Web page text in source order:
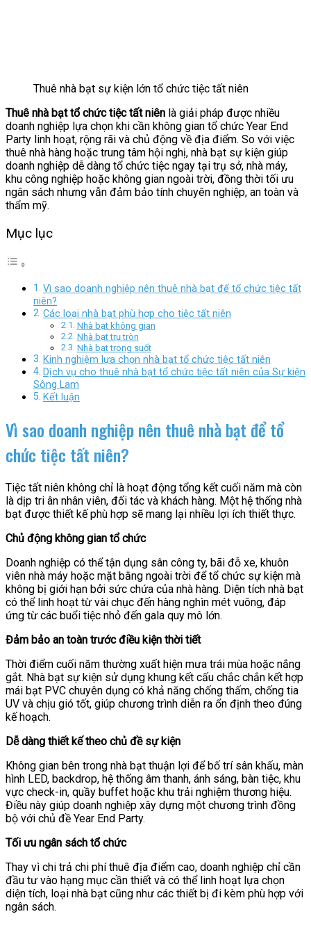
Thuê nhà bạt sự kiện lớn tổ chức tiệc tất niên
Thuê nhà bạt tổ chức tiệc tất niên là giải pháp được nhiều
doanh nghiệp lựa chọn khi cần không gian tổ chức Year End
Party linh hoạt, rộng rãi và chủ động về địa điểm. So với việc
thuê nhà hàng hoặc trung tâm hội nghị, nhà bạt sự kiện giúp
doanh nghiệp dễ dàng tổ chức tiệc ngay tại trụ sở, nhà máy,
khu công nghiệp hoặc không gian ngoài trời, đồng thời tối ưu
ngân sách nhưng vẫn đảm bảo tính chuyên nghiệp, an toàn và
thẩm mỹ.
Mục lục
Vì sao doanh nghiệp nên thuê nhà bạt để tổ chức tiệc tất
niên?
Các loại nhà bạt phù hợp cho tiệc tất niên
Nhà bạt không gian
Nhà bạt trụ tròn
Nhà bạt trong suốt
Kinh nghiệm lựa chọn nhà bạt tổ chức tiệc tất niên
Dịch vụ cho thuê nhà bạt tổ chức tiệc tất niên của Sự kiện
Sông Lam
Kết luận
Vì sao doanh nghiệp nên thuê nhà bạt để tổ
chức tiệc tất niên?
Tiệc tất niên không chỉ là hoạt động tổng kết cuối năm mà còn
là dịp tri ân nhân viên, đối tác và khách hàng. Một hệ thống nhà
bạt được thiết kế phù hợp sẽ mang lại nhiều lợi ích thiết thực.
Chủ động không gian tổ chức
Doanh nghiệp có thể tận dụng sân công ty, bãi đỗ xe, khuôn
viên nhà máy hoặc mặt bằng ngoài trời để tổ chức sự kiện mà
không bị giới hạn bởi sức chứa của nhà hàng. Diện tích nhà bạt
có thể linh hoạt từ vài chục đến hàng nghìn mét vuông, đáp
ứng từ các buổi tiệc nhỏ đến gala quy mô lớn.
Đảm bảo an toàn trước điều kiện thời tiết
Thời điểm cuối năm thường xuất hiện mưa trái mùa hoặc nắng
gắt. Nhà bạt sự kiện sử dụng khung kết cấu chắc chắn kết hợp
mái bạt PVC chuyên dụng có khả năng chống thấm, chống tia
UV và chịu gió tốt, giúp chương trình diễn ra ổn định theo đúng
kế hoạch.
Dễ dàng thiết kế theo chủ đề sự kiện
Không gian bên trong nhà bạt thuận lợi để bố trí sân khấu, màn
hình LED, backdrop, hệ thống âm thanh, ánh sáng, bàn tiệc, khu
vực check-in, quầy buffet hoặc khu trải nghiệm thương hiệu.
Điều này giúp doanh nghiệp xây dựng một chương trình đồng
bộ với chủ đề Year End Party.
Tối ưu ngân sách tổ chức
Thay vì chi trả chi phí thuê địa điểm cao, doanh nghiệp chỉ cần
đầu tư vào hạng mục cần thiết và có thể linh hoạt lựa chọn
diện tích, loại nhà bạt cũng như các thiết bị đi kèm phù hợp với
ngân sách.